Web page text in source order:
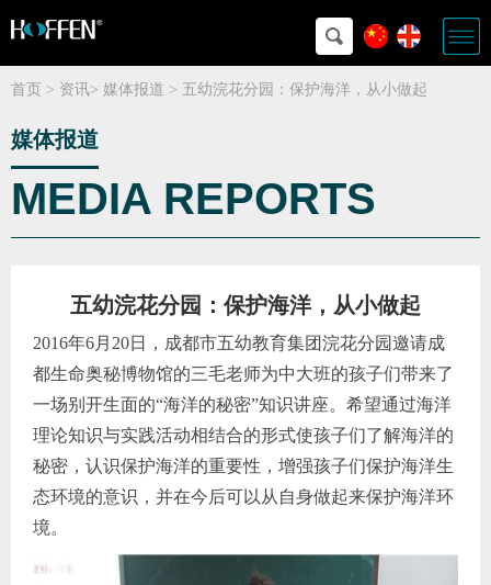
首页 > 资讯> 媒体报道 > 五幼浣花分园：保护海洋，从小做起
媒体报道
MEDIA REPORTS
五幼浣花分园：保护海洋，从小做起
2016年6月20日，成都市五幼教育集团浣花分园邀请成
都生命奥秘博物馆的三毛老师为中大班的孩子们带来了
一场别开生面的“海洋的秘密”知识讲座。希望通过海洋
理论知识与实践活动相结合的形式使孩子们了解海洋的
秘密，认识保护海洋的重要性，增强孩子们保护海洋生
态环境的意识，并在今后可以从自身做起来保护海洋环
境。